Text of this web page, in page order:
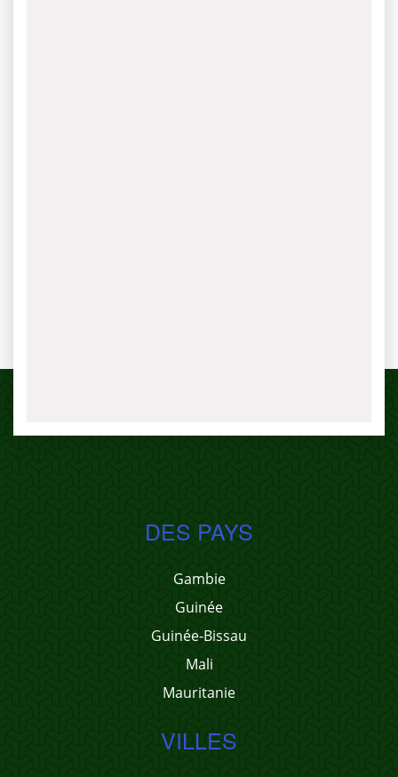
DES PAYS
Gambie
Guinée
Guinée-Bissau
Mali
Mauritanie
VILLES